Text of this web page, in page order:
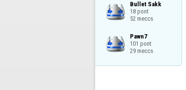
Bullet Sakk
18 pont
52 meccs
Pawn7
101 pont
29 meccs